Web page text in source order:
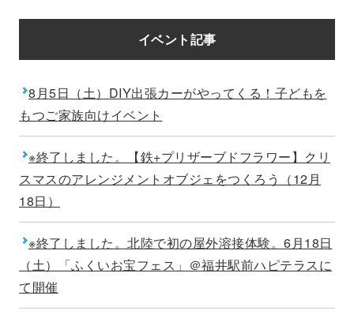
イベント記事
8月5日（土）DIY出張カーがやってくる！子どもを
もつご家族向けイベント
※終了しました。【鉄+プリザーブドフラワー】クリ
スマスのアレンジメントオブジェをつくろう（12月
18日）
※終了しました。北陸で初の屋外溶接体験。6月18日
（土）「ふくいお宝フェス」＠福井駅前ハピテラスに
て開催